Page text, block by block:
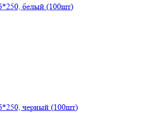
белый (100шт)
черный (100шт)